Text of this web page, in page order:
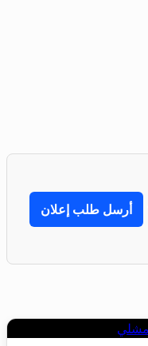
أرسل طلب إعلان